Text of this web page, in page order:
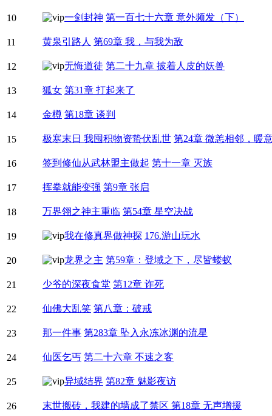
10 一剑封神 第一百七十六章 意外频发（下）
11 黄泉引路人 第69章 我，与我为敌
12 无悔道徒 第二十九章 披着人皮的妖兽
13 狐女 第31章 打起来了
14 金樽 第18章 谈判
15 极寒末日 我囤积物资蛰伏乱世 第24章 微恙相邻，暖
16 签到修仙从武林盟主做起 第十一章 灭族
17 挥拳就能变强 第9章 张启
18 万界翎之神主重临 第54章 星空决战
19 我在修真界做神探 176.游山玩水
20 龙界之主 第59章：登域之下，尽皆蝼蚁
21 少爷的深夜食堂 第12章 诈死
22 仙佛大乱笑 第八章：破戒
23 那一件事 第283章 坠入永冻冰渊的流星
24 仙医乞丐 第二十六章 不速之客
25 异域结界 第82章 魅影夜访
26 末世搬砖，我建的墙成了禁区 第18章 无声增援